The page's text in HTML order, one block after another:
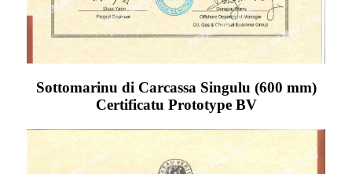
Sottomarinu di Carcassa Singulu (600 mm)
Certificatu Prototype BV